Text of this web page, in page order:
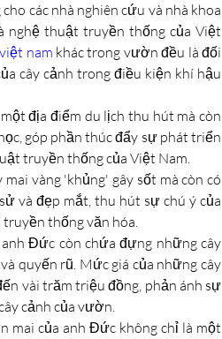
các nhà nghiên cứu và nhà khoa
nghệ thuật truyền thống của Việt
nam khác trong vườn đều là đối
cây cảnh trong điều kiện khí hậu
địa điểm du lịch thu hút mà còn
góp phần thúc đẩy sự phát triển
truyền thống của Việt Nam.
vàng 'khủng' gây sốt mà còn có
và đẹp mắt, thu hút sự chú ý của
thống văn hóa.
Đức còn chứa đựng những cây
quyến rũ. Mức giá của những cây
vài trăm triệu đồng, phản ánh sự
cảnh của vườn.
mai của anh Đức không chỉ là một